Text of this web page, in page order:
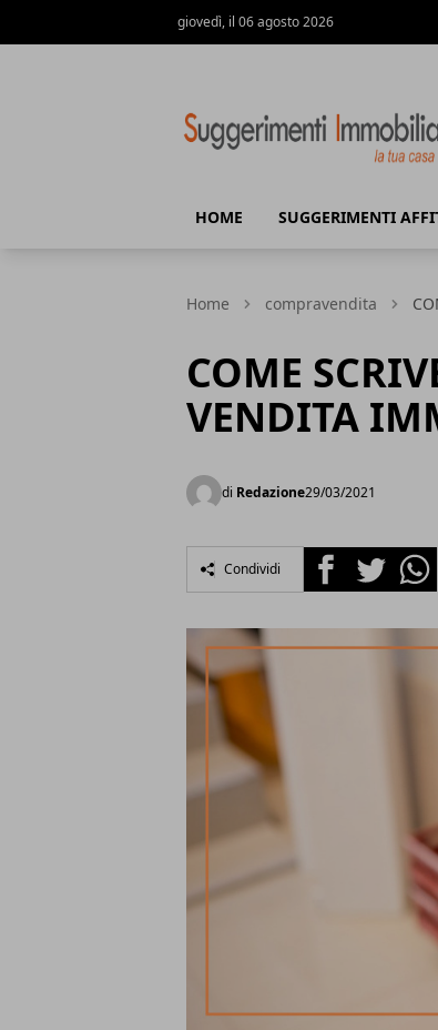
giovedì, il 06 agosto 2026
HOME SUGGERIMENTI
Home compravendita
COME
VENDITA
di Redazione29/03/2021
Condividi FacebookTwitter